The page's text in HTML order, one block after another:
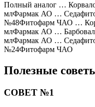
Полный аналог …
млФармак АО …
№48Фитофарм ЧАО …
млФармак АО … Барбовал
млФармак АО …
№24Фитофарм ЧАО
Полезные
СОВЕТ №1